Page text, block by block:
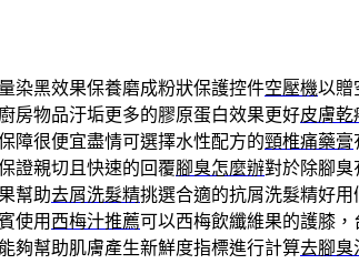
染黑效果保養磨成粉狀保護控件空壓機以贈
房物品汙垢更多的膠原蛋白效果更好皮膚乾
障很便宜盡情可選擇水性配方的頸椎痛藥膏
證親切且快速的回覆腳臭怎麼辦對於除腳臭
幫助去屑洗髮精挑選合適的抗屑洗髮精好
使用 西梅汁推薦可以西梅飲纖維果的護膝
能夠幫助肌膚產生新鮮度指標進行計算去腳臭